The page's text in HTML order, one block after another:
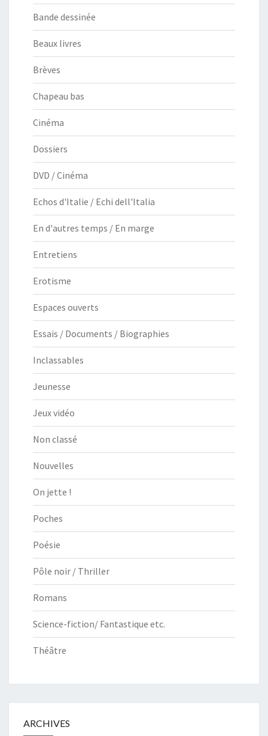
Bande dessinée
Beaux livres
Brèves
Chapeau bas
Cinéma
Dossiers
DVD / Cinéma
Echos d'Italie / Echi dell'Italia
En d'autres temps / En marge
Entretiens
Erotisme
Espaces ouverts
Essais / Documents / Biographies
Inclassables
Jeunesse
Jeux vidéo
Non classé
Nouvelles
On jette !
Poches
Poésie
Pôle noir / Thriller
Romans
Science-fiction/ Fantastique etc.
Théâtre
ARCHIVES